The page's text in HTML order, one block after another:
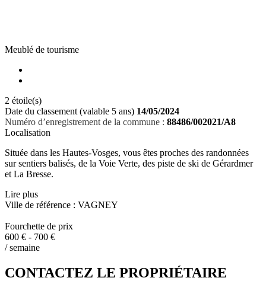
Meublé de tourisme
2 étoile(s)
Date du classement (valable 5 ans) 14/05/2024
Numéro d’enregistrement de la commune : 88486/002021/A8
Localisation
Située dans les Hautes-Vosges, vous êtes proches des randonnées
sur sentiers balisés, de la Voie Verte, des piste de ski de Gérardmer
et La Bresse.
Lire plus
Ville de référence : VAGNEY
Fourchette de prix
600 € - 700 €
/ semaine
CONTACTEZ LE PROPRIÉTAIRE